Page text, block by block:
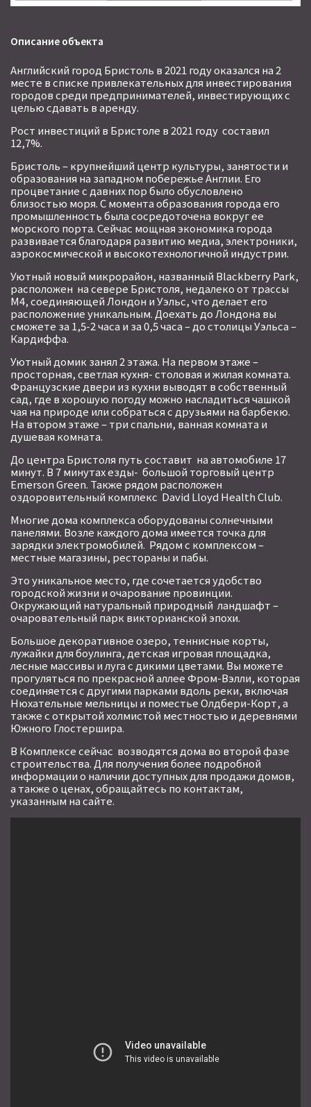
Описание объекта
Английский город Бристоль в 2021 году оказался на 2
месте в списке привлекательных для инвестирования
городов среди предпринимателей, инвестирующих с
целью сдавать в аренду.
Рост инвестиций в Бристоле в 2021 году составил
12,7%.
Бристоль – крупнейший центр культуры, занятости и
образования на западном побережье Англии. Его
процветание с давних пор было обусловлено
близостью моря. С момента образования города его
промышленность была сосредоточена вокруг ее
морского порта. Сейчас мощная экономика города
развивается благодаря развитию медиа, электроники,
аэрокосмической и высокотехнологичной индустрии.
Уютный новый микрорайон, названный Blackberry Park,
расположен на севере Бристоля, недалеко от трассы
М4, соединяющей Лондон и Уэльс, что делает его
расположение уникальным. Доехать до Лондона вы
сможете за 1,5-2 часа и за 0,5 часа – до столицы Уэльса –
Кардиффа.
Уютный домик занял 2 этажа. На первом этаже –
просторная, светлая кухня- столовая и жилая комната.
Французские двери из кухни выводят в собственный
сад, где в хорошую погоду можно насладиться чашкой
чая на природе или собраться с друзьями на барбекю.
На втором этаже – три спальни, ванная комната и
душевая комната.
До центра Бристоля путь составит на автомобиле 17
минут. В 7 минутах езды- большой торговый центр
Emerson Green. Также рядом расположен
оздоровительный комплекс David Lloyd Health Club.
Многие дома комплекса оборудованы солнечными
панелями. Возле каждого дома имеется точка для
зарядки электромобилей. Рядом с комплексом –
местные магазины, рестораны и пабы.
Это уникальное место, где сочетается удобство
городской жизни и очарование провинции.
Окружающий натуральный природный ландшафт –
очаровательный парк викторианской эпохи.
Большое декоративное озеро, теннисные корты,
лужайки для боулинга, детская игровая площадка,
лесные массивы и луга с дикими цветами. Вы можете
прогуляться по прекрасной аллее Фром-Вэлли, которая
соединяется с другими парками вдоль реки, включая
Нюхательные мельницы и поместье Олдбери-Корт, а
также с открытой холмистой местностью и деревнями
Южного Глостершира.
В Комплексе сейчас возводятся дома во второй фазе
строительства. Для получения более подробной
информации о наличии доступных для продажи домов,
а также о ценах, обращайтесь по контактам,
указанным на сайте.